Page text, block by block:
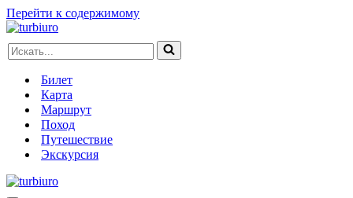
Перейти к содержимому
Искать...
Билет
Карта
Маршрут
Поход
Путешествие
Экскурсия